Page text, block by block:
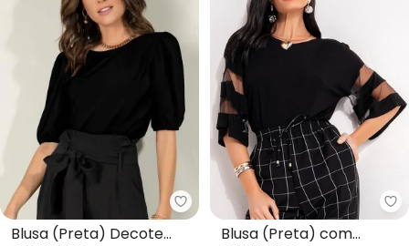
Quintess - Blusa (Preta)
Blusa (Preta) Decote
Blusa (Preta) com